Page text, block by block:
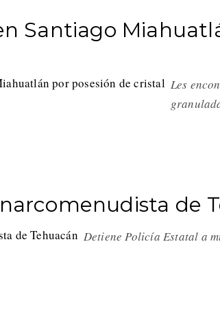
Santiago
Les
de
Detiene Policía Estatal a